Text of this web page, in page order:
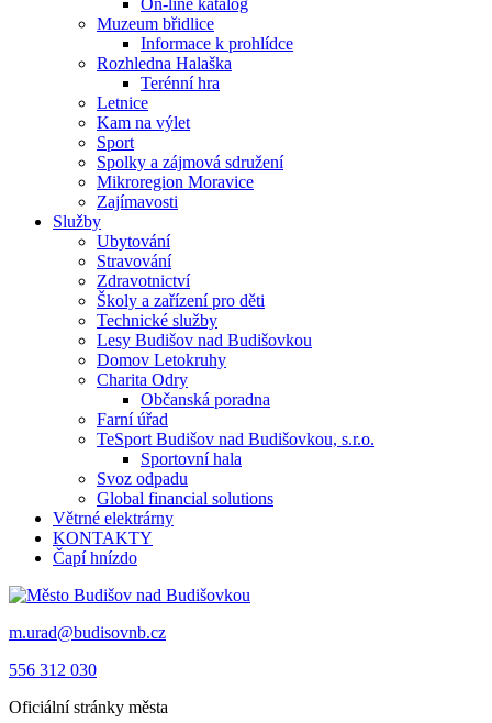
On-line katalog
Muzeum břidlice
Informace k prohlídce
Rozhledna Halaška
Terénní hra
Letnice
Kam na výlet
Sport
Spolky a zájmová sdružení
Mikroregion Moravice
Zajímavosti
Služby
Ubytování
Stravování
Zdravotnictví
Školy a zařízení pro děti
Technické služby
Lesy Budišov nad Budišovkou
Domov Letokruhy
Charita Odry
Občanská poradna
Farní úřad
TeSport Budišov nad Budišovkou, s.r.o.
Sportovní hala
Svoz odpadu
Global financial solutions
Větrné elektrárny
KONTAKTY
Čapí hnízdo
m.urad@budisovnb.cz
556 312 030
Oficiální stránky města